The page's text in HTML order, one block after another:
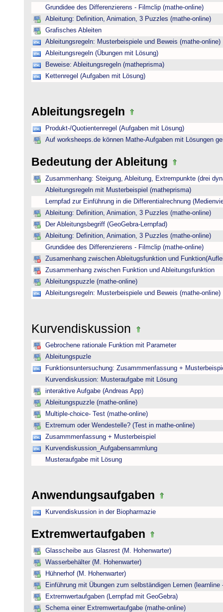
Grundidee des Differenzierens - Filmclip (mathe-online)
Ableitung: Definition, Animation, 3 Puzzles (mathe-online)
Grafisches Ableiten
Ableitungsregeln: Musterbeispiele und Beweis (mathe-online)
Ableitungsregeln (Übungen mit Lösung)
Beweise: Ableitungsregeln (matheprisma)
Kettenregel (Aufgaben mit Lösung)
Ableitungsregeln
Produkt-/Quotientenregel (Aufgaben mit Lösung)
Auf worksheeps.de können Mathe-Aufgaben mit Lösungen
Bedeutung der Ableitung
Zusammenhang: Steigung, Ableitung, Extrempunkte (drei
Ableitungsregeln mit Musterbeispiel (matheprisma)
Lernpfad zur Einführung in die Differentialrechnung
Ableitung: Definition, Animation, 3 Puzzles (mathe-online)
Der Ableitungsbegriff (GeoGebra-Lernpfad)
Ableitung: Definition, Animation, 3 Puzzles (mathe-online)
Grundidee des Differenzierens - Filmclip (mathe-online)
Zusamenhang zwischen Ableitugsfunktion und
Zusammenhang zwischen Funktion und Ableitungsfunktion
Ableitungspuzzle (mathe-online)
Ableitungsregeln: Musterbeispiele und Beweis (mathe-online)
Kurvendiskussion
Gebrochene rationale Funktion mit Parameter
Ableitungspuzle
Funktionsuntersuchung: Zusammmenfassung +
Kurvendiskussion: Musteraufgabe mit Lösung
interaktive Aufgabe (Andreas App)
Ableitungspuzzle (mathe-online)
Multiple-choice- Test (mathe-online)
Extremum oder Wendestelle? (Test in mathe-online)
Zusammmenfassung + Musterbeispiel
Kurvendiskussion_Aufgabensammlung
Musteraufgabe mit Lösung
Anwendungsaufgaben
Kurvendiskussion in der Biopharmazie
Extremwertaufgaben
Glasscheibe aus Glasrest (M. Hohenwarter)
Wasserbehälter (M. Hohenwarter)
Hühnerhof (M. Hohenwarter)
Einführung mit Übungen zum selbständigen Lernen (learnline
Extremwertaufgaben (Lernpfad mit GeoGebra)
Schema einer Extremwertaufgabe (mathe-online)